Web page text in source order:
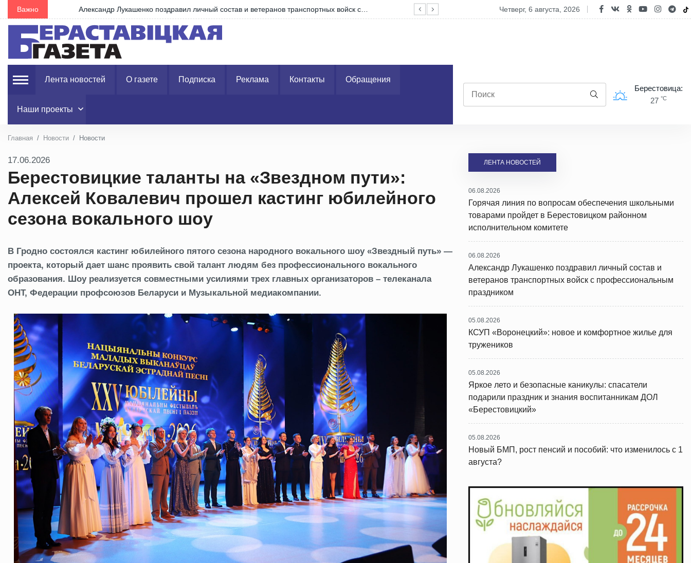
Важно Александр Лукашенко поздравил личный состав и ветеранов транспортных войск с… КСУП «Воронецкий»: новое и комфортное жилье для тружеников
четверг, 6 августа, 2026
Лента новостей О газете Подписка Реклама Контакты Обращения
Наши проекты
Берестовица:
27 °C
Главная Новости Новости
17.06.2026
Берестовицкие таланты на «Звездном пути»:
Алексей Ковалевич прошел кастинг юбилейного
сезона вокального шоу
В Гродно состоялся кастинг юбилейного пятого сезона народного вокального шоу «Звездный путь» —
проекта, который дает шанс проявить свой талант людям без профессионального вокального
образования. Шоу реализуется совместными усилиями трех главных организаторов – телеканала
ОНТ, Федерации профсоюзов Беларуси и Музыкальной медиакомпании.
ЛЕНТА НОВОСТЕЙ
06.08.2026
Горячая линия по вопросам обеспечения школьными
товарами пройдет в Берестовицком районном
исполнительном комитете
06.08.2026
Александр Лукашенко поздравил личный состав и
ветеранов транспортных войск с профессиональным
праздником
05.08.2026
КСУП «Воронецкий»: новое и комфортное жилье для
тружеников
05.08.2026
Яркое лето и безопасные каникулы: спасатели
подарили праздник и знания воспитанникам ДОЛ
«Берестовицкий»
05.08.2026
Новый БМП, рост пенсий и пособий: что изменилось с 1
августа?